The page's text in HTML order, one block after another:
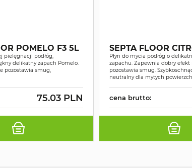
POMELO F3 5L
pielęgnacji podłóg,
delikatny zapach Pomelo.
pozostawia smug,
75.03 PLN
SEPTA FLOOR
Płyn do mycia podłóg o
zapachu. Zapewnia dobry efekt
pozostawia smug.
neutralny dla mytych
cena brutto: